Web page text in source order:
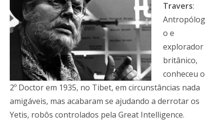
Travers:
Antropólog
o e
explorador
britânico,
conheceu o
2º Doctor em 1935, no Tibet, em circunstâncias nada
amigáveis, mas acabaram se ajudando a derrotar os
Yetis, robôs controlados pela Great Intelligence.